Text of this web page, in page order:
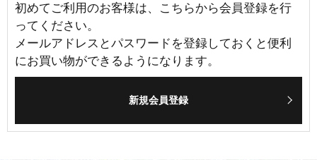
初めてご利用のお客様は、こちらから会員登録を行
ってください。
メールアドレスとパスワードを登録しておくと便利
にお買い物ができるようになります。